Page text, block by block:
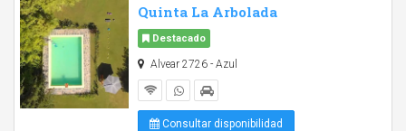
Quinta La Arbolada
Destacado
Alvear 2726 - Azul
Consultar disponibilidad